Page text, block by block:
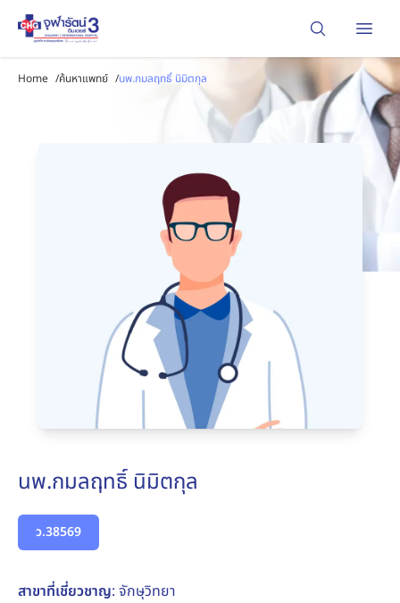
Home /ค้นหาแพทย์ /นพ.กมลฤทธิ์ นิมิตกุล
นพ.กมลฤทธิ์ นิมิตกุล
ว.38569
สาขาที่เชี่ยวชาญ: จักษุวิทยา